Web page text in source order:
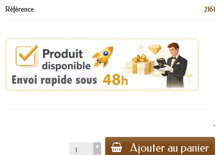
Référence 2161
.
Ajouter au panier